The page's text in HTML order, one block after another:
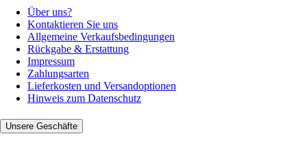
Über uns?
Kontaktieren Sie uns
Allgemeine Verkaufsbedingungen
Rückgabe & Erstattung
Impressum
Zahlungsarten
Lieferkosten und Versandoptionen
Hinweis zum Datenschutz
Unsere Geschäfte